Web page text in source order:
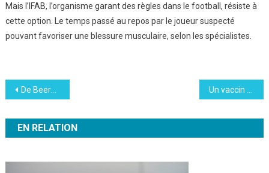
Mais l’IFAB, l’organisme garant des règles dans le football, résiste à
cette option. Le temps passé au repos par le joueur suspecté
pouvant favoriser une blessure musculaire, selon les spécialistes.
Navigation
de
l’article
De Beers : un diamant bleu aux enchères chez Sotheby’s
EN RELATION